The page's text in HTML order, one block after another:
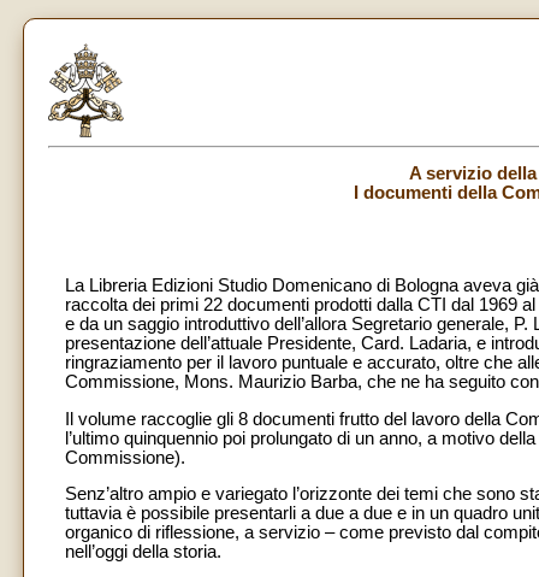
A servizio
I documenti della
La Libreria Edizioni Studio Domenicano di Bologna aveva
raccolta dei primi 22 documenti prodotti dalla CTI dal 1969
e da un saggio introduttivo dell’allora Segretario generale,
presentazione dell’attuale Presidente, Card. Ladaria, e
ringraziamento per il lavoro puntuale e accurato, oltre che
Commissione, Mons. Maurizio Barba, che ne ha seguito
Il volume raccoglie gli 8 documenti frutto del lavoro della
l’ultimo quinquennio poi prolungato di un anno, a motivo
Commissione).
Senz’altro ampio e variegato l’orizzonte dei temi che sono
tuttavia è possibile presentarli a due a due e in un quadro
organico di riflessione, a servizio – come previsto dal
nell’oggi della storia.